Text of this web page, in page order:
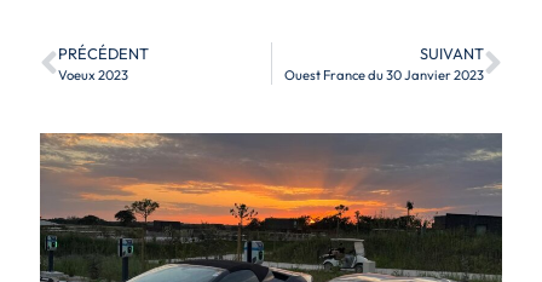
PRÉCÉDENT
Voeux 2023
SUIVANT
Ouest France du 30 Janvier 2023